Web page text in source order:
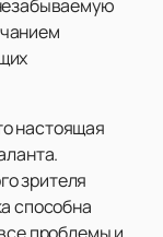
настоящая
зрителя
способна